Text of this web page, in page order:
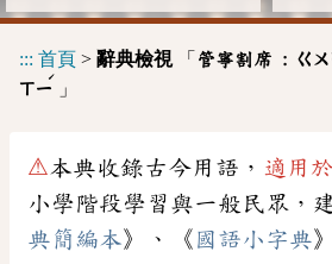
::: 首頁 > 辭典檢視「 管寧割席 : ㄍㄨ
ㄒㄧ
ˊ
」
⚠本典收錄古今用語， 適用
小學階段學習與一般民眾，
典簡編本》、《 國語小字典